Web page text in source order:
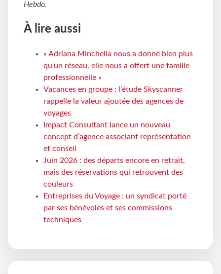
Hebdo.
À lire aussi
« Adriana Minchella nous a donné bien plus
qu'un réseau, elle nous a offert une famille
professionnelle »
Vacances en groupe : l'étude Skyscanner
rappelle la valeur ajoutée des agences de
voyages
Impact Consultant lance un nouveau
concept d’agence associant représentation
et conseil
Juin 2026 : des départs encore en retrait,
mais des réservations qui retrouvent des
couleurs
Entreprises du Voyage : un syndicat porté
par ses bénévoles et ses commissions
techniques